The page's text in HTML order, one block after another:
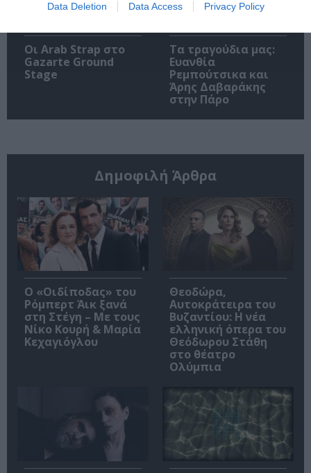
Data Deletion Data Access Privacy Policy
Οι Arab Strap στο
Gazarte Ground
Stage
Τα τραγούδια μας:
Ευανθία
Ρεμπούτσικα και
Άρης Δαβαράκης
στην Πάρο
Δημοφιλή Άρθρα
O «Οιδίποδας» του
Ρόμπερτ Άικ ξανά
στη Στέγη – Με τους
Νίκο Κουρή & Μαρία
Κεχαγιόγλου
Θεοδώρα,
Αυτοκράτειρα του
Βυζαντίου: Η νέα
ελληνική όπερα του
Θεόδωρου Στάθη
στο θέατρο
Ολύμπια